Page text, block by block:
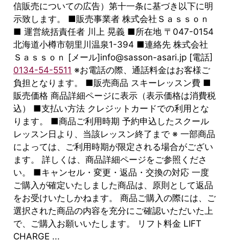
信販売についての広告）第十一条に基づき以下に明
示致します。 ■販売事業者 株式会社Ｓａｓｓｏｎ
■ 運営統括責任者 川上 晃義 ■所在地 〒047-0154
北海道小樽市朝里川温泉1-394 ■連絡先 株式会社
Ｓａｓｓｏｎ [メール]info@sasson-asari.jp [電話]
0134-54-5511 ※お電話の際、通話料金はお客様ご
負担となります。 ■販売商品 スキーレッスン費 ■
販売価格 商品詳細ページに表示（表示価格は消費税
込） ■支払い方法 クレジットカードでの利用とな
ります。 ■商品ご利用時期 予約申込したスクール
レッスン日より、当該レッスン終了まで ※ 一部商品
によっては、ご利用時期が限定される場合がござい
ます。 詳しくは、商品詳細ページをご参照くださ
い。 ■キャンセル・変更・返品・交換の対応 一度
ご購入が確定いたしました商品は、原則として返品
をお受けいたしかねます。 商品ご購入の際には、ご
選択された商品の内容を充分にご確認いただいた上
で、ご購入お願いいたします。 リフト料金 LIFT
CHARGE ...